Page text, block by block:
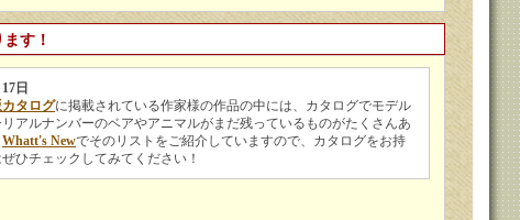
す！
日
カタログに掲載されている作家様の作品の中には、カタログでモデル
アルナンバーのベアやアニマルがまだ残っているものがたくさんあ
Whatt's Newでそのリストをご紹介していますので、カタログをお持
ひチェックしてみてください！